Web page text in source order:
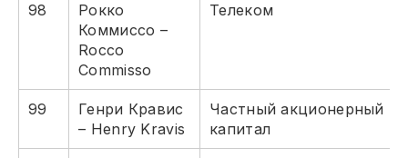
98
Рокко
Коммиссо –
Rocco
Commisso
Телеком
99
Генри Кравис
– Henry Kravis
Частный акционерный
капитал